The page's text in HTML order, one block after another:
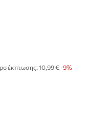
έκπτωσης: 10,99 € -9%